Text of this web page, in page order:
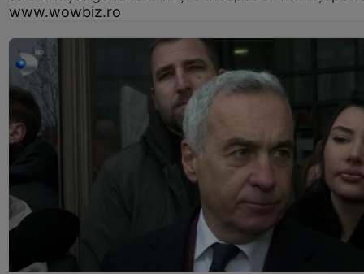
www.wowbiz.ro